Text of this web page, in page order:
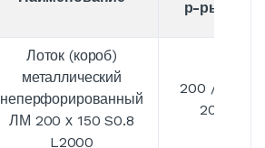
р-ры, мм
Лоток (короб)
металлический
неперфорированный
ЛМ 200 х 150 S0.8
L2000
200 / 150 /
2000